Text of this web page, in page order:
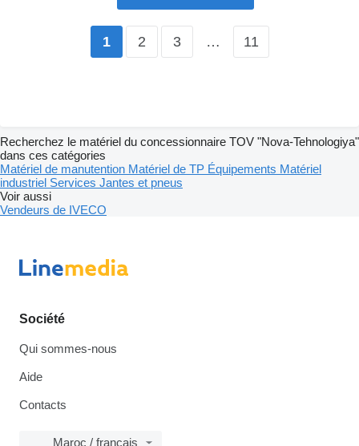
1 2 3 … 11
Recherchez le matériel du concessionnaire TOV "Nova-Tehnologiya"
dans ces catégories
Matériel de manutention Matériel de TP Équipements Matériel
industriel Services Jantes et pneus
Voir aussi
Vendeurs de IVECO
Société
Qui sommes-nous
Aide
Contacts
Maroc / français